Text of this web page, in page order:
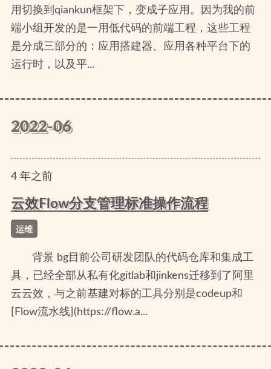
用切换到qiankun框架下，变成子应用。因为我的前
端小组开发的是一用低代码的前端工程，这些工程
是分成三部分的：应用搭建器、应用各种平台下的
运行时，以及平...
2022-06
4年之前
云效Flow分支管理标准操作流程
运维
背景 bg目前公司研发团队的代码仓库和集成工
具，已经全部从私有化gitlab和jinkens迁移到了阿里
云云效，与之前基建对标的工具分别是codeup和
[Flow流水线](https://flow.a...